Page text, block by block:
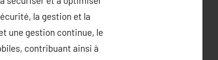
la gestion et la
une gestion continue, le
contribuant ainsi à